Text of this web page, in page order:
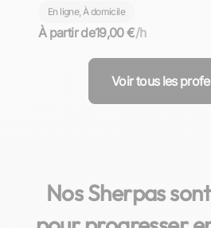
En ligne, À domicile
À partir de19,00 €/h
Voir tous les
Nos Sherpas